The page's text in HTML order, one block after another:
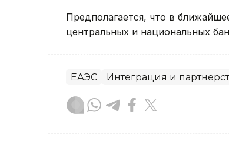
Предполагается, что в
центральных и национальных
ЕАЭС Интеграция и